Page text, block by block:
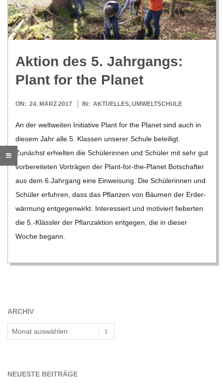
R
E
G
O
L
D
S
C
H
I
D
T
Aktion des 5. Jahr­gangs:
Plant for the Planet
2017-
ON: 24. MÄRZ 2017 IN: AKTUELLES, UMWELTSCHULE
An der welt­wei­ten Initia­tive Plant for the Pla­net sind auch in
die­sem Jahr alle 5. Klas­sen unse­rer Schule betei­ligt.
Zunächst erhiel­ten die Schü­le­rin­nen und Schü­ler mit sehr gut
vor­be­rei­te­ten Vor­trä­gen der Plant-for-the-Pla­­net Bot­schaf­ter
aus dem 6.Jahrgang eine Ein­wei­sung. Die Schü­le­rin­nen und
Schü­ler erfuh­ren, dass das Pflan­zen von Bäu­men der Erd­er­
wär­mung ent­ge­gen­wirkt. Inter­es­siert und moti­viert fie­ber­ten
die 5.-Klässler der Pflanz­ak­tion ent­ge­gen, die in die­ser
Woche begann.
ARCHIV
Archiv
NEU­ESTE BEITRÄGE